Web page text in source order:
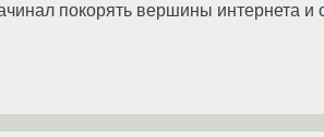
покорять вершины интернета